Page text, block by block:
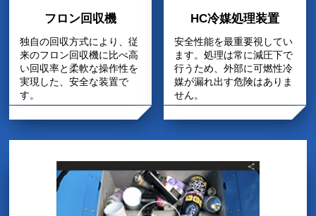
フロン回収機
独自の回収方式により、従
来のフロン回収機に比べ高
い回収率と柔軟な操作性を
実現した、安全な装置で
す。
HC冷媒処理装置
安全性能を最重要視してい
ます。処理は常に減圧下で
行うため、外部に可燃性冷
媒が漏れ出す危険はありま
せん。